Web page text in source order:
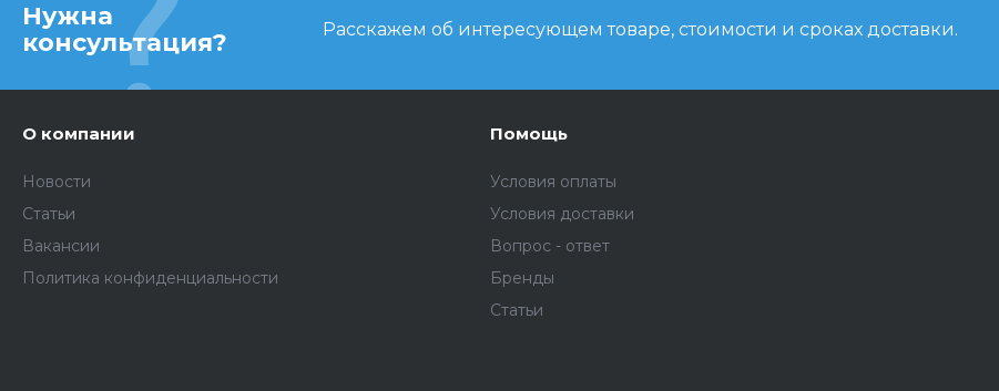
Нужна
консультация?
Расскажем об интересующем товаре, стоимости и сроках доставки.
О компании
Новости
Статьи
Вакансии
Политика конфиденциальности
Помощь
Условия оплаты
Условия доставки
Вопрос - ответ
Бренды
Статьи